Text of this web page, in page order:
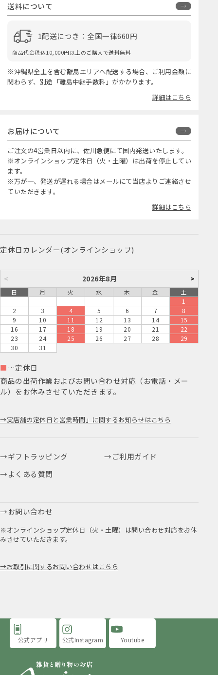
送料について
1配送につき：全国一律660円
商品代金税込10,000円以上のご購入で送料無料
※沖縄県全土を含む離島エリアへ配送する場合、ご利用金額に
関わらず、別途「離島中継手数料」がかかります。
詳細はこちら
お届けについて
ご注文の4営業日以内に、佐川急便にて国内発送いたします。
※オンラインショップ定休日（火・土曜）は出荷を停止してい
ます。
※万が一、発送が遅れる場合はメールにて当店よりご連絡させ
ていただきます。
詳細はこちら
定休日カレンダー(オンラインショップ)
< 2026年8月 >
日 月 火 水 木 金
土
1
2
3 4 5 6 7
8
9
10 11 12 13 14
15
16
17 18 19 20 21
22
23
24 25 26 27 28
29
30
31
■ …定休日
商品の出荷作業およびお問い合わせ対応（お電話・メー
ル）をお休みさせていただきます。
実店舗の定休日と営業時間」に関するお知らせはこちら
ギフトラッピング
ご利用ガイド
よくある質問
お問い合わせ
※オンラインショップ定休日（火・土曜）は問い合わせ対応をお休
みさせていただきます。
お取引に関するお問い合わせはこちら
公式アプリ 公式Instagram Youtube